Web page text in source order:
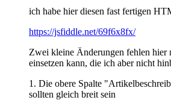
ich habe hier diesen fast fertigen
https://jsfiddle.net/69f6x8fx/
Zwei kleine Änderungen fehlen hier
einsetzen kann, die ich aber nicht
1. Die obere Spalte
sollten gleich breit sein